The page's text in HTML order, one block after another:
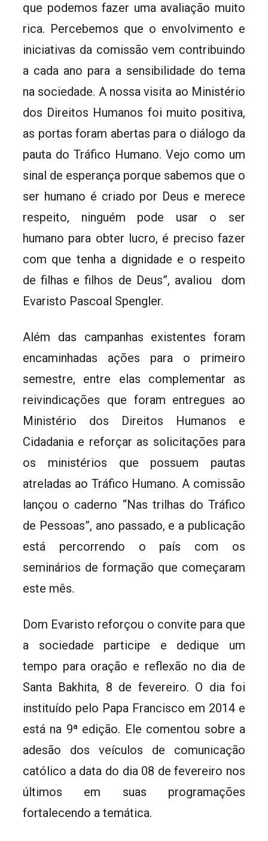
que podemos fazer uma avaliação muito
rica. Percebemos que o envolvimento e
iniciativas da comissão vem contribuindo
a cada ano para a sensibilidade do tema
na sociedade. A nossa visita ao Ministério
dos Direitos Humanos foi muito positiva,
as portas foram abertas para o diálogo da
pauta do Tráfico Humano. Vejo como um
sinal de esperança porque sabemos que o
ser humano é criado por Deus e merece
respeito, ninguém pode usar o ser
humano para obter lucro, é preciso fazer
com que tenha a dignidade e o respeito
de filhas e filhos de Deus”, avaliou dom
Evaristo Pascoal Spengler.
Além das campanhas existentes foram
encaminhadas ações para o primeiro
semestre, entre elas complementar as
reivindicações que foram entregues ao
Ministério dos Direitos Humanos e
Cidadania e reforçar as solicitações para
os ministérios que possuem pautas
atreladas ao Tráfico Humano. A comissão
lançou o caderno “Nas trilhas do Tráfico
de Pessoas”, ano passado, e a publicação
está percorrendo o país com os
seminários de formação que começaram
este mês.
Dom Evaristo reforçou o convite para que
a sociedade participe e dedique um
tempo para oração e reflexão no dia de
Santa Bakhita, 8 de fevereiro. O dia foi
instituído pelo Papa Francisco em 2014 e
está na 9ª edição. Ele comentou sobre a
adesão dos veículos de comunicação
católico a data do dia 08 de fevereiro nos
últimos em suas programações
fortalecendo a temática.